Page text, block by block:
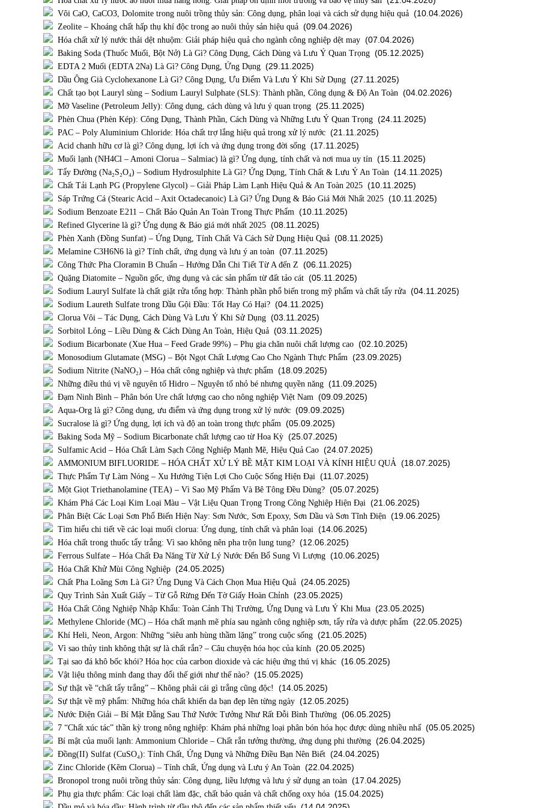
Vôi CaO, CaCO3, Dolomite trong nuôi trồng thủy sản: Công dụng, phân loại và cách sử dụng hiệu quả (10.04.2026)
Zeolite – Khoáng chất hấp thụ khí độc trong ao nuôi thủy sản hiệu quả (09.04.2026)
Hóa chất xử lý nước thải dệt nhuộm: Giải pháp hiệu quả cho ngành công nghiệp dệt may (07.04.2026)
Baking Soda (Thuốc Muối, Bột Nở) Là Gì? Công Dụng, Cách Dùng và Lưu Ý Quan Trọng (05.12.2025)
EDTA 2 Muối (EDTA 2Na) Là Gì? Công Dụng, Ứng Dụng (29.11.2025)
Dầu Ông Già Cyclohexanone Là Gì? Công Dụng, Ưu Điểm Và Lưu Ý Khi Sử Dụng (27.11.2025)
Chất tạo bọt Lauryl sùng – Sodium Lauryl Sulphate (SLS): Thành phần, Công dụng & Độ An Toàn (04.02.2026)
Mỡ Vaseline (Petroleum Jelly): Công dụng, cách dùng và lưu ý quan trọng (25.11.2025)
Phèn Chua (Phèn Kép): Công Dụng, Thành Phần, Cách Dùng và Những Lưu Ý Quan Trọng (24.11.2025)
PAC – Poly Aluminium Chloride: Hóa chất trợ lắng hiệu quả trong xử lý nước (21.11.2025)
Acid chanh hữu cơ là gì? Công dụng, lợi ích và ứng dụng trong đời sống (17.11.2025)
Muối lạnh (NH4Cl – Amoni Clorua – Salmiac) là gì? Ứng dụng, tính chất và nơi mua uy tín (15.11.2025)
Tẩy Đường (Na₂S₂O₄) – Sodium Hydrosulphite Là Gì? Ứng Dụng, Tính Chất & Lưu Ý An Toàn (14.11.2025)
Chất Tải Lạnh PG (Propylene Glycol) – Giải Pháp Làm Lạnh Hiệu Quả & An Toàn 2025 (10.11.2025)
Sáp Trứng Cá (Stearic Acid – Axit Octadecanoic) Là Gì? Ứng Dụng & Báo Giá Mới Nhất 2025 (10.11.2025)
Sodium Benzoate E211 – Chất Bảo Quản An Toàn Trong Thực Phẩm (10.11.2025)
Refined Glycerine là gì? Ứng dụng & Báo giá mới nhất 2025 (08.11.2025)
Phèn Xanh (Đồng Sunfat) – Ứng Dụng, Tính Chất Và Cách Sử Dụng Hiệu Quả (08.11.2025)
Melamine C3H6N6 là gì? Tính chất, ứng dụng và lưu ý an toàn (07.11.2025)
Công Thức Pha Cloramin B Chuẩn – Hướng Dẫn Chi Tiết Từ A đến Z (06.11.2025)
Quặng Diatomite – Nguồn gốc, ứng dụng và các sản phẩm từ đất tảo cát (05.11.2025)
Sodium Lauryl Sulfate là chất giặt rửa tổng hợp: Thành phần phổ biến trong mỹ phẩm và chất tẩy rửa (04.11.2025)
Sodium Laureth Sulfate trong Dầu Gội Đầu: Tốt Hay Có Hại? (04.11.2025)
Clorua Vôi – Tác Dụng, Cách Dùng Và Lưu Ý Khi Sử Dụng (03.11.2025)
Sorbitol Lỏng – Liều Dùng & Cách Dùng An Toàn, Hiệu Quả (03.11.2025)
Sodium Bicarbonate (Xue Hua – Feed Grade 99%) – Phụ gia chăn nuôi chất lượng cao (02.10.2025)
Monosodium Glutamate (MSG) – Bột Ngọt Chất Lượng Cao Cho Ngành Thực Phẩm (23.09.2025)
Sodium Nitrite (NaNO₂) – Hóa chất công nghiệp và thực phẩm (18.09.2025)
Những điều thú vị về nguyên tố Hidro – Nguyên tố nhỏ bé nhưng quyền năng (11.09.2025)
Đạm Ninh Bình – Phân bón Ure chất lượng cao cho nông nghiệp Việt Nam (09.09.2025)
Aqua-Org là gì? Công dụng, ưu điểm và ứng dụng trong xử lý nước (09.09.2025)
Sucralose là gì? Ứng dụng, lợi ích và độ an toàn trong thực phẩm (05.09.2025)
Baking Soda Mỹ – Sodium Bicarbonate chất lượng cao từ Hoa Kỳ (25.07.2025)
Sulfamic Acid – Hóa Chất Làm Sạch Công Nghiệp Mạnh Mẽ, Hiệu Quả Cao (24.07.2025)
AMMONIUM BIFLUORIDE – HÓA CHẤT XỬ LÝ BỀ MẶT KIM LOẠI VÀ KÍNH HIỆU QUẢ (18.07.2025)
Thực Phẩm Tự Làm Nóng – Xu Hướng Tiện Lợi Cho Cuộc Sống Hiện Đại (11.07.2025)
Một Giọt Triethanolamine (TEA) – Vì Sao Mỹ Phẩm Và Bê Tông Đều Dùng? (05.07.2025)
Khám Phá Các Loại Kim Loại Màu – Vật Liệu Quan Trọng Trong Công Nghiệp Hiện Đại (21.06.2025)
Phân Biệt Các Loại Sơn Phổ Biến Hiện Nay: Sơn Nước, Sơn Epoxy, Sơn Dầu và Sơn Tĩnh Điện (19.06.2025)
Tìm hiểu chi tiết về các loại muối clorua: Ứng dụng, tính chất và phân loại (14.06.2025)
Hóa chất trong thuốc tẩy trắng: Vì sao không nên pha trộn lung tung? (12.06.2025)
Ferrous Sulfate – Hóa Chất Đa Năng Từ Xử Lý Nước Đến Bổ Sung Vi Lượng (10.06.2025)
Hóa Chất Khử Mùi Công Nghiệp (24.05.2025)
Chất Pha Loãng Sơn Là Gì? Ứng Dụng Và Cách Chọn Mua Hiệu Quả (24.05.2025)
Quy Trình Sản Xuất Giấy – Từ Gỗ Rừng Đến Tờ Giấy Hoàn Chỉnh (23.05.2025)
Hóa Chất Công Nghiệp Nhập Khẩu: Toàn Cảnh Thị Trường, Ứng Dụng và Lưu Ý Khi Mua (23.05.2025)
Methylene Chloride (MC) – Hóa chất mạnh mẽ phía sau ngành công nghiệp sơn, tẩy rửa và dược phẩm (22.05.2025)
Khí Heli, Neon, Argon: Những “siêu anh hùng thầm lặng” trong cuộc sống (21.05.2025)
Vì sao thủy tinh không thật sự là chất rắn? – Câu chuyện hóa học của kính (20.05.2025)
Tại sao đá khô bốc khói? Hóa học của carbon dioxide và các hiệu ứng thú vị khác (16.05.2025)
Vật liệu thông minh đang thay đổi thế giới như thế nào? (15.05.2025)
Sự thật về “chất tẩy trắng” – Không phải cái gì trắng cũng độc! (14.05.2025)
Sự thật về mỹ phẩm: Những hóa chất khiến da bạn đẹp lên từng ngày (12.05.2025)
Nước Điện Giải – Bí Mật Đằng Sau Thứ Nước Tưởng Như Rất Đỗi Bình Thường (06.05.2025)
7 “Chất xúc tác” thần kỳ trong nông nghiệp: Khám phá những loại phân bón hóa học được dùng nhiều nhấ(05.05.2025)
Bí mật của muối lạnh: Ammonium Chloride – Chất rắn tưởng thường, ứng dụng phi thường (26.04.2025)
Đồng(II) Sulfat (CuSO₄): Tính Chất, Ứng Dụng và Những Điều Bạn Nên Biết (24.04.2025)
Zinc Chloride (Kẽm Clorua) – Tính chất, Ứng dụng và Lưu ý An Toàn (22.04.2025)
Bronopol trong nuôi trồng thủy sản: Công dụng, liều lượng và lưu ý sử dụng an toàn (17.04.2025)
Phụ gia thực phẩm: Các loại chất làm đặc, chất bảo quản và chất chống oxy hóa (15.04.2025)